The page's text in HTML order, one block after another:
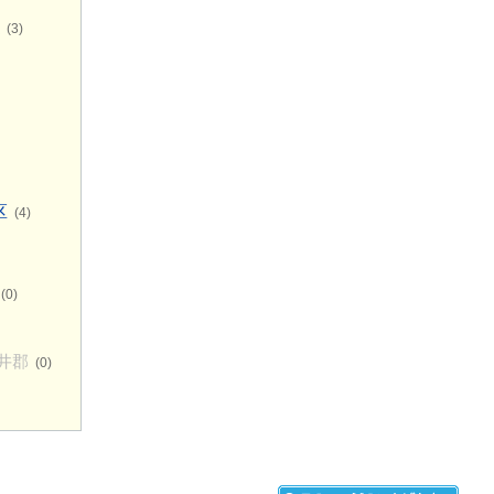
(3)
(4)
(0)
郡 (0)